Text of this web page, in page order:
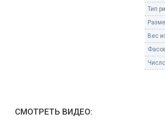
Фонтаны
Фонтаны в торт (холодные)
Фонтаны сценические
Тип
Вес
СМОТРЕТЬ ВИДЕО: